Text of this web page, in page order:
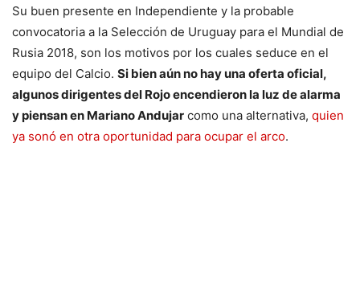
Su buen presente en Independiente y la probable
convocatoria a la Selección de Uruguay para el Mundial de
Rusia 2018, son los motivos por los cuales seduce en el
equipo del Calcio. Si bien aún no hay una oferta oficial,
algunos dirigentes del Rojo encendieron la luz de alarma
y piensan en Mariano Andujar como una alternativa, quien
ya sonó en otra oportunidad para ocupar el arco.